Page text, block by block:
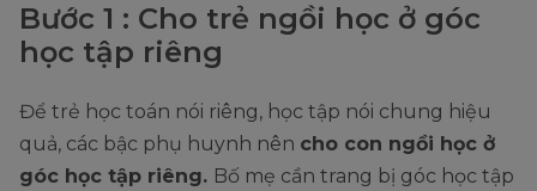
Bước 1 : Cho trẻ ngồi học ở góc
học tập riêng
Để trẻ học toán nói riêng, học tập nói chung hiệu
quả, các bậc phụ huynh nên cho con ngồi học ở
góc học tập riêng. Bố mẹ cần trang bị góc học tập